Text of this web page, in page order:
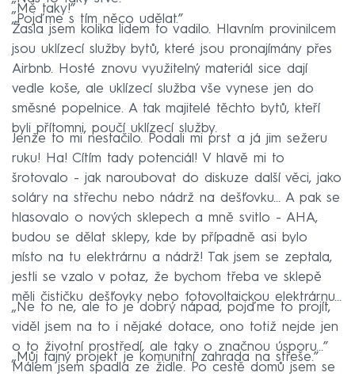
„Mě taky!”
„Pojďme s tím něco udělat.”
Žasla jsem kolika lidem to vadilo. Hlavním provinilcem
jsou uklízecí služby bytů, které jsou pronajímány přes
Airbnb. Hosté znovu využitelný materiál sice dají
vedle koše, ale uklízecí služba vše vynese jen do
směsné popelnice. A tak majitelé těchto bytů, kteří
byli přítomni, poučí uklízecí služby.
Jenže to mi nestačilo. Podali mi prst a já jim sežeru
ruku! Ha! Cítím tady potenciál! V hlavě mi to
šrotovalo - jak naroubovat do diskuze další věci, jako
soláry na střechu nebo nádrž na dešťovku… A pak se
hlasovalo o nových sklepech a mně svitlo - AHA,
budou se dělat sklepy, kde by případně asi bylo
místo na tu elektrárnu a nádrž! Tak jsem se zeptala,
jestli se vzalo v potaz, že bychom třeba ve sklepě
měli čističku dešťovky nebo fotovoltaickou elektrárnu…
„Ne to ne, ale to je dobrý nápad, pojďme to projít,
viděl jsem na to i nějaké dotace, ono totiž nejde jen
o to životní prostředí, ale taky o značnou úsporu…”
„Můj tajný projekt je komunitní zahrada na střeše.”
Málem jsem spadla ze židle. Po cestě domů jsem se